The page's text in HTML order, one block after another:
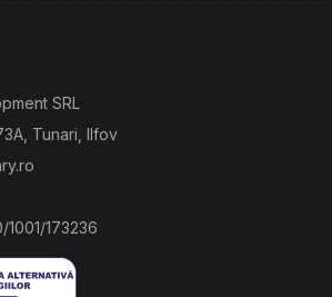
SRL
Tunari, Ilfov
173236